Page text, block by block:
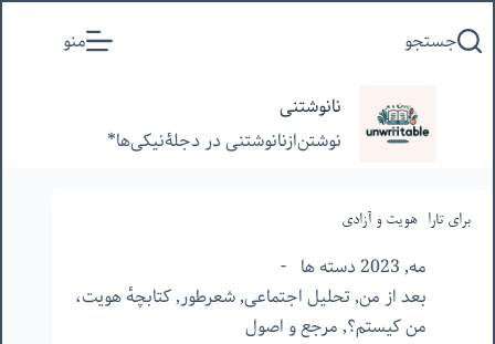
به
جستجو منو
نانوشتنی
نوشتن‌از‌نانوشتنی‌ در‌ دجلۀنیکی‌ها*
برای تارا- هویت و آزادی
مه, 2023 دسته ها
بعد از من,تحلیل اجتماعی,شعرطور,کتابچهٔ هویت،
من کیستم؟,مرجع و اصول